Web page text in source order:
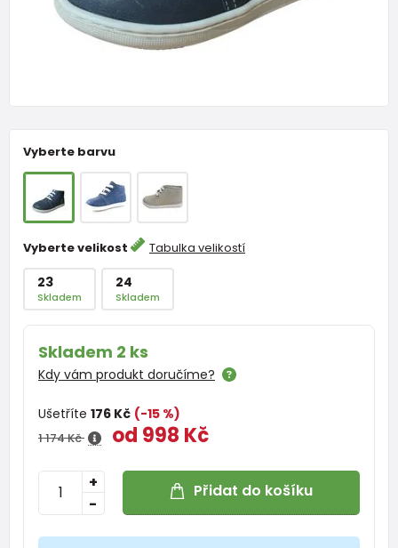
Vyberte barvu
Vyberte velikost Tabulka velikostí
23
Skladem
24
Skladem
Skladem 2 ks
Kdy vám produkt doručíme?
Ušetříte 176 Kč (-15 %)
1 174 Kč od 998 Kč
-
+ Přidat do košíku